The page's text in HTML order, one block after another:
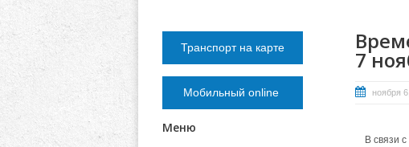
7
ноября
В связи с
Транспорт на карте
Мобильный online
Меню